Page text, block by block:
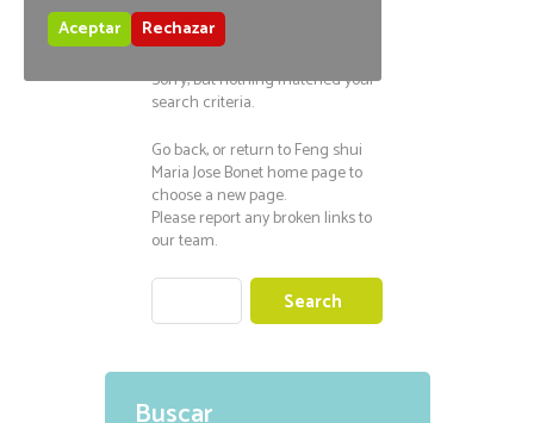
No posts found
Sorry, but nothing matched your
search criteria.
Go back, or return toFeng shui
Maria Jose Bonethome page to
choose a new page.
Please report any broken links to
our team.
Aceptar
Rechazar